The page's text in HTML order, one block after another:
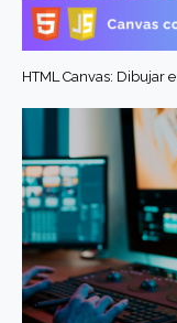
HTML Canvas: Dibujar